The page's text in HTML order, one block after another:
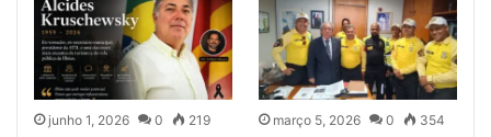
junho 1, 2026 0 219 março 5, 2026 0 354